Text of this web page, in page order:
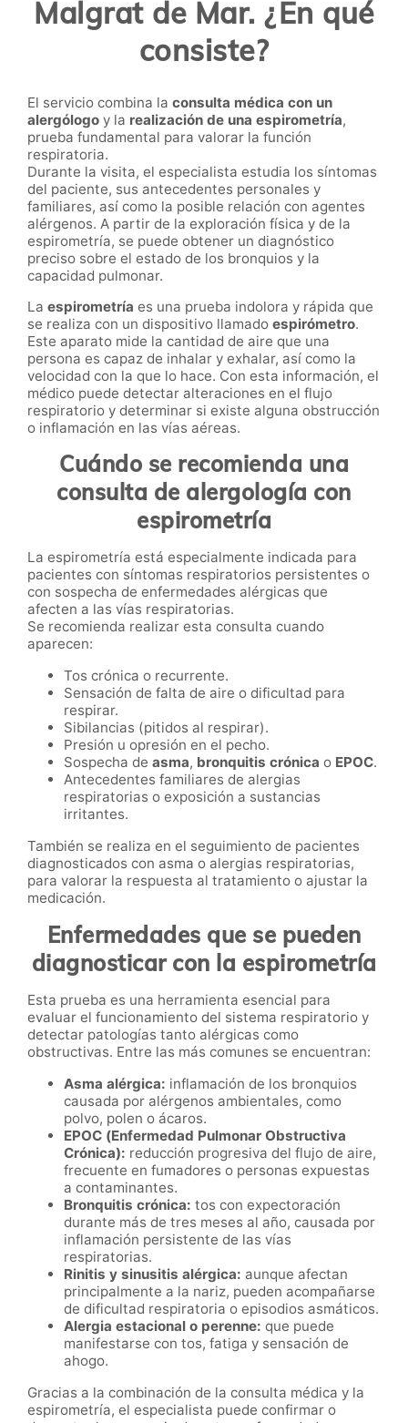
Malgrat de Mar. ¿En qué
consiste?
El servicio combina la consulta médica con un
alergólogo y la realización de una espirometría,
prueba fundamental para valorar la función
respiratoria.
Durante la visita, el especialista estudia los síntomas
del paciente, sus antecedentes personales y
familiares, así como la posible relación con agentes
alérgenos. A partir de la exploración física y de la
espirometría, se puede obtener un diagnóstico
preciso sobre el estado de los bronquios y la
capacidad pulmonar.
La espirometría es una prueba indolora y rápida que
se realiza con un dispositivo llamado espirómetro.
Este aparato mide la cantidad de aire que una
persona es capaz de inhalar y exhalar, así como la
velocidad con la que lo hace. Con esta información, el
médico puede detectar alteraciones en el flujo
respiratorio y determinar si existe alguna obstrucción
o inflamación en las vías aéreas.
Cuándo se recomienda una
consulta de alergología con
espirometría
La espirometría está especialmente indicada para
pacientes con síntomas respiratorios persistentes o
con sospecha de enfermedades alérgicas que
afecten a las vías respiratorias.
Se recomienda realizar esta consulta cuando
aparecen:
Tos crónica o recurrente.
Sensación de falta de aire o dificultad para
respirar.
Sibilancias (pitidos al respirar).
Presión u opresión en el pecho.
Sospecha de asma, bronquitis crónica o EPOC.
Antecedentes familiares de alergias
respiratorias o exposición a sustancias
irritantes.
También se realiza en el seguimiento de pacientes
diagnosticados con asma o alergias respiratorias,
para valorar la respuesta al tratamiento o ajustar la
medicación.
Enfermedades que se pueden
diagnosticar con la espirometría
Esta prueba es una herramienta esencial para
evaluar el funcionamiento del sistema respiratorio y
detectar patologías tanto alérgicas como
obstructivas. Entre las más comunes se encuentran:
Asma alérgica: inflamación de los bronquios
causada por alérgenos ambientales, como
polvo, polen o ácaros.
EPOC (Enfermedad Pulmonar Obstructiva
Crónica): reducción progresiva del flujo de aire,
frecuente en fumadores o personas expuestas
a contaminantes.
Bronquitis crónica: tos con expectoración
durante más de tres meses al año, causada por
inflamación persistente de las vías
respiratorias.
Rinitis y sinusitis alérgica: aunque afectan
principalmente a la nariz, pueden acompañarse
de dificultad respiratoria o episodios asmáticos.
Alergia estacional o perenne: que puede
manifestarse con tos, fatiga y sensación de
ahogo.
Gracias a la combinación de la consulta médica y la
espirometría, el especialista puede confirmar o